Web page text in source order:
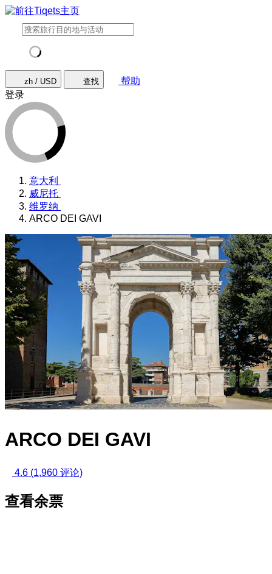
zh / USD 查找
帮助
登录
意大利
威尼托
维罗纳
ARCO DEI GAVI
ARCO DEI GAVI
4.6 (1,960 评论)
查看余票